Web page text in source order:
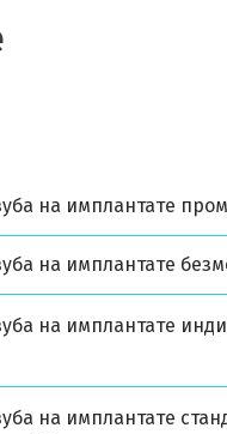
на имплантате
на имплантате
на имплантате
на имплантате